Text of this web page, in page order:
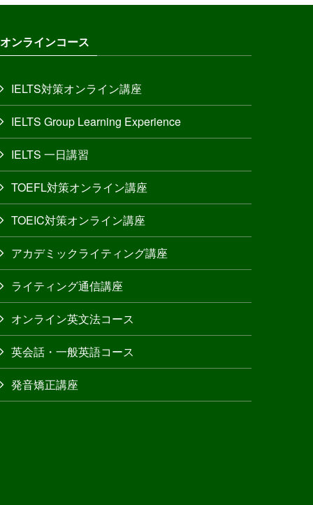
オンラインコース
IELTS対策オンライン講座
IELTS Group Learning Experience
IELTS 一日講習
TOEFL対策オンライン講座
TOEIC対策オンライン講座
アカデミックライティング講座
ライティング通信講座
オンライン英文法コース
英会話・一般英語コース
発音矯正講座